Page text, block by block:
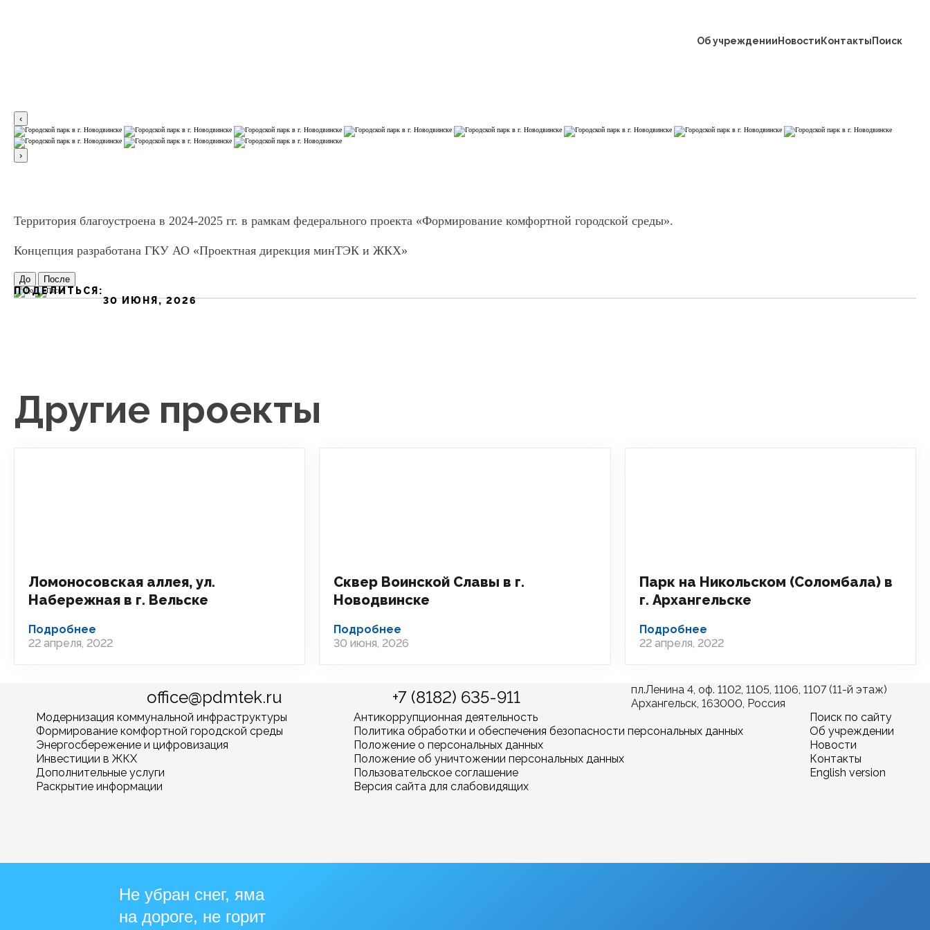
Об учрежденииНовостиКонтактыПоиск
Об учреждении
Инвестиции
‹
›
Территория благоустроена в 2024-2025 гг. в рамкам федерального проекта «Формирование комфортной городской среды».
Концепция разработана ГКУ АО «Проектная дирекция минТЭК и ЖКХ»
До После
ПОДЕЛИТЬСЯ:
30 ИЮНЯ, 2026
Другие проекты
Ломоносовская аллея, ул.
Набережная в г. Вельске
Подробнее
22 апреля, 2022
Сквер Воинской Славы в г.
Новодвинске
Подробнее
30 июня, 2026
Парк на Никольском (Соломбала) в
г. Архангельске
Подробнее
22 апреля, 2022
office@pdmtek.ru +7 (8182) 635-911
пл.Ленина 4, оф. 1102, 1105, 1106, 1107 (11-й этаж)
Архангельск, 163000, Россия
Модернизация коммунальной инфраструктуры
Формирование комфортной городской среды
Энергосбережение и цифровизация
Инвестиции в ЖКХ
Дополнительные услуги
Раскрытие информации
Антикоррупционная деятельность
Политика обработки и обеспечения безопасности персональных данных
Положение о персональных данных
Положение об уничтожении персональных данных
Пользовательское соглашение
Версия сайта для слабовидящих
Поиск по сайту
Об учреждении
Новости
Контакты
English version
Не убран снег, яма
на дороге, не горит